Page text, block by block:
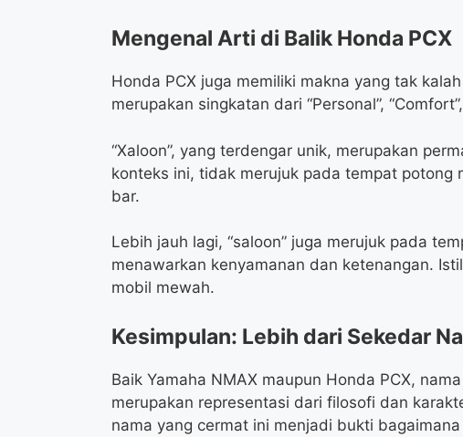
Mengenal Arti di Balik Honda PCX
Honda PCX juga memiliki makna yang tak
merupakan singkatan dari “Personal”,
“Xaloon”, yang terdengar unik, merupakan
konteks ini, tidak merujuk pada tempat potong
bar.
Lebih jauh lagi, “saloon” juga merujuk pada
menawarkan kenyamanan dan ketenangan.
mobil mewah.
Kesimpulan: Lebih dari Sekedar
Baik Yamaha NMAX maupun Honda PCX,
merupakan representasi dari filosofi dan
nama yang cermat ini menjadi bukti